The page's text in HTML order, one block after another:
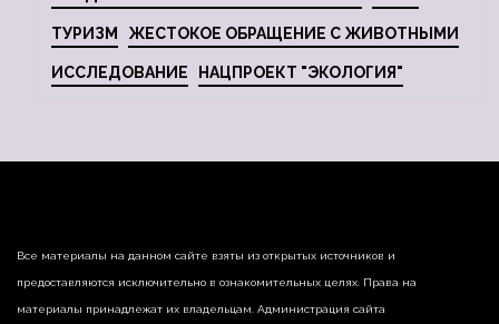
ТУРИЗМ ЖЕСТОКОЕ ОБРАЩЕНИЕ С ЖИВОТНЫМИ
ИССЛЕДОВАНИЕ НАЦПРОЕКТ "ЭКОЛОГИЯ"
Все материалы на данном сайте взяты из открытых источников и
предоставляются исключительно в ознакомительных целях. Права на
материалы принадлежат их владельцам. Администрация сайта